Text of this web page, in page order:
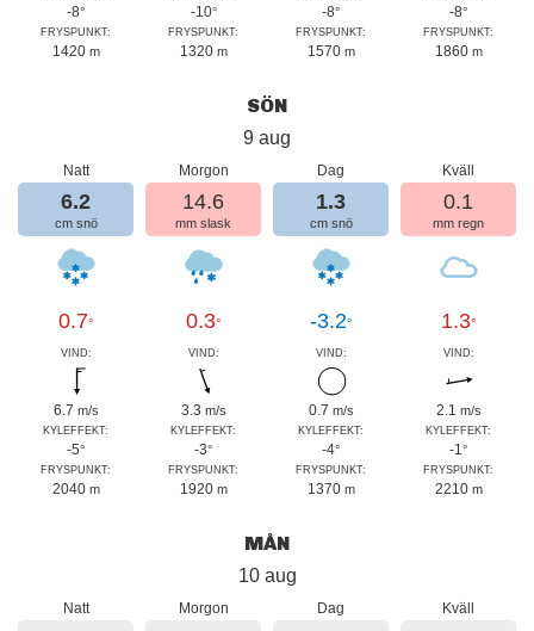
-8°
FRYSPUNKT:
1420 m
-10°
FRYSPUNKT:
1320 m
-8°
FRYSPUNKT:
1570 m
-8°
FRYSPUNKT:
1860 m
SÖN
9 aug
Natt
6.2
cm snö
0.7°
VIND:
6.7 m/s
KYLEFFEKT:
-5°
FRYSPUNKT:
2040 m
Morgon
14.6
mm slask
0.3°
VIND:
3.3 m/s
KYLEFFEKT:
-3°
FRYSPUNKT:
1920 m
Dag
1.3
cm snö
-3.2°
VIND:
0.7 m/s
KYLEFFEKT:
-4°
FRYSPUNKT:
1370 m
Kväll
0.1
mm regn
1.3°
VIND:
2.1 m/s
KYLEFFEKT:
-1°
FRYSPUNKT:
2210 m
MÅN
10 aug
Natt Morgon Dag Kväll